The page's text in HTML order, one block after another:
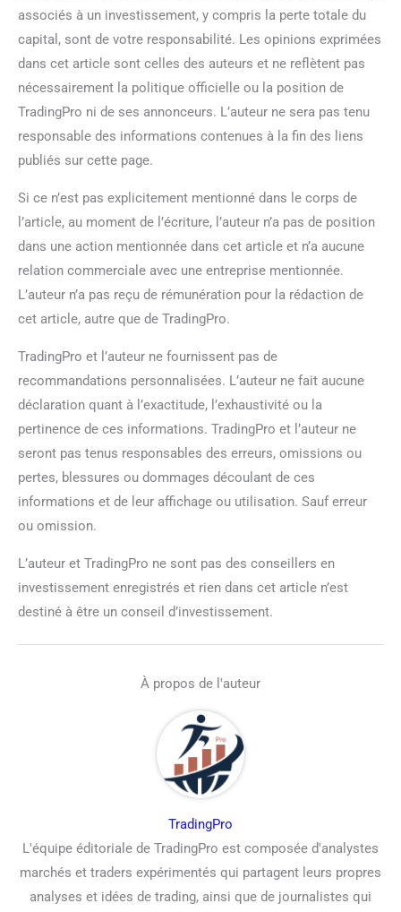
associés à un investissement, y compris la perte totale du
capital, sont de votre responsabilité. Les opinions exprimées
dans cet article sont celles des auteurs et ne reflètent pas
nécessairement la politique officielle ou la position de
TradingPro ni de ses annonceurs. L’auteur ne sera pas tenu
responsable des informations contenues à la fin des liens
publiés sur cette page.
Si ce n’est pas explicitement mentionné dans le corps de
l’article, au moment de l’écriture, l’auteur n’a pas de position
dans une action mentionnée dans cet article et n’a aucune
relation commerciale avec une entreprise mentionnée.
L’auteur n’a pas reçu de rémunération pour la rédaction de
cet article, autre que de TradingPro.
TradingPro et l’auteur ne fournissent pas de
recommandations personnalisées. L’auteur ne fait aucune
déclaration quant à l’exactitude, l’exhaustivité ou la
pertinence de ces informations. TradingPro et l’auteur ne
seront pas tenus responsables des erreurs, omissions ou
pertes, blessures ou dommages découlant de ces
informations et de leur affichage ou utilisation. Sauf erreur
ou omission.
L’auteur et TradingPro ne sont pas des conseillers en
investissement enregistrés et rien dans cet article n’est
destiné à être un conseil d’investissement.
À propos de l'auteur
TradingPro
L'équipe éditoriale de TradingPro est composée d'analystes
marchés et traders expérimentés qui partagent leurs propres
analyses et idées de trading, ainsi que de journalistes qui